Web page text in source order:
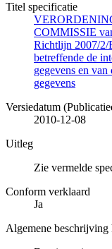
Titel specificatie
COMMISSIE
Richtlijn 2007/2/
betreffende de
gegevens en
gegevens
Versiedatum
2010-12-08
Uitleg
Zie vermelde
Conform verklaard
Ja
Algemene beschrijving